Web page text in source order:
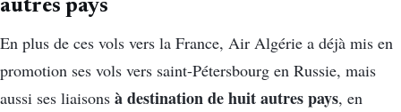
autres pays
En plus de ces vols vers la France, Air Algérie a déjà mis en
promotion ses vols vers saint-Pétersbourg en Russie, mais
aussi ses liaisons à destination de huit autres pays, en